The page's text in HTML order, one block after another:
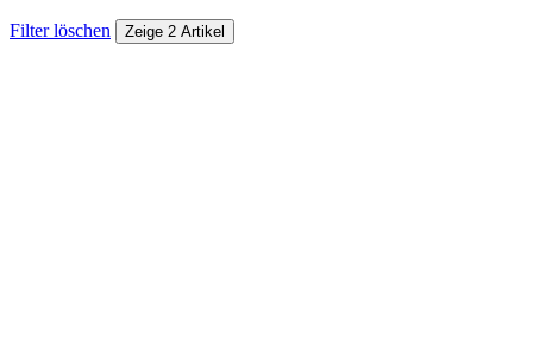
Filter löschen Zeige 2 Artikel